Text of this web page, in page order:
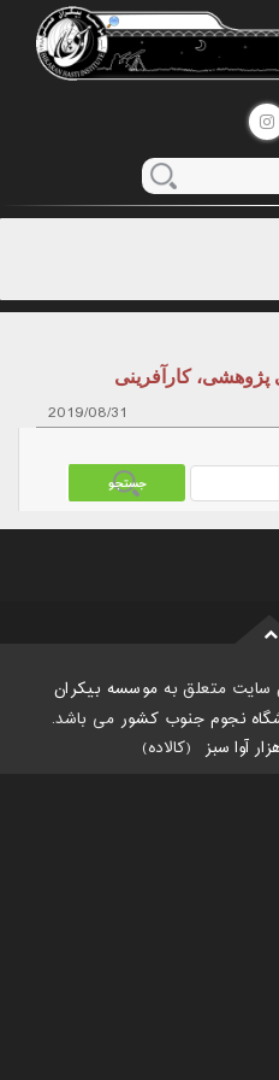
کارآفرینی
2019/08/31
سایت متعلق به موسسه بیکران
نجوم جنوب کشور می باشد.
آوا سبز (کالاده)